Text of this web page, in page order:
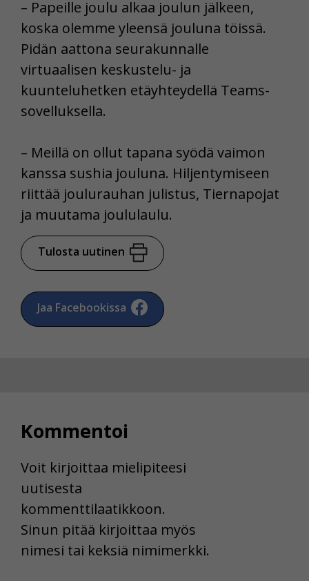
– Papeille joulu alkaa joulun jälkeen,
koska olemme yleensä jouluna töissä.
Pidän aattona seurakunnalle
virtuaalisen keskustelu- ja
kuunteluhetken etäyhteydellä Teams-
sovelluksella.
– Meillä on ollut tapana syödä vaimon
kanssa sushia jouluna. Hiljentymiseen
riittää joulurauhan julistus, Tiernapojat
ja muutama joululaulu.
Tulosta uutinen
Jaa Facebookissa
Kommentoi
Voit kirjoittaa mielipiteesi
uutisesta
kommenttilaatikkoon.
Sinun pitää kirjoittaa myös
nimesi tai keksiä nimimerkki.